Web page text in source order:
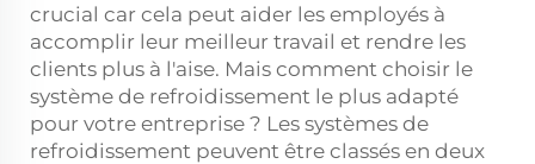
crucial car cela peut aider les employés à
accomplir leur meilleur travail et rendre les
clients plus à l'aise. Mais comment choisir le
système de refroidissement le plus adapté
pour votre entreprise ? Les systèmes de
refroidissement peuvent être classés en deux